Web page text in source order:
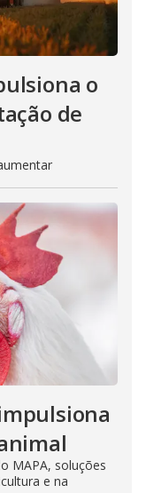
o
de
MAPA, soluções
e na